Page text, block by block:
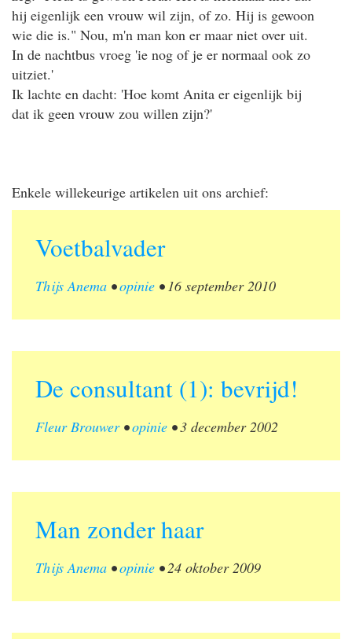
hij eigenlijk een vrouw wil zijn, of zo. Hij is gewoon
wie die is." Nou, m'n man kon er maar niet over uit.
In de nachtbus vroeg 'ie nog of je er normaal ook zo
uitziet.'
Ik lachte en dacht: 'Hoe komt Anita er eigenlijk bij
dat ik geen vrouw zou willen zijn?'
Enkele willekeurige artikelen uit ons archief:
Voetbalvader
Thijs Anema •opinie • 16 september 2010
De consultant (1): bevrijd!
Fleur Brouwer•opinie •3 december 2002
Man zonder haar
Thijs Anema •opinie •24 oktober 2009